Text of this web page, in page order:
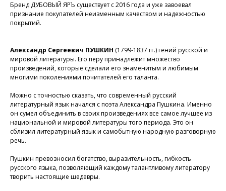
Бренд ДУБОВЫЙ ЯРЪ существует с 2016 года и уже завоевал
признание покупателей неизменным качеством и надежностью
покрытий.
Александр Сергеевич ПУШКИН (1799-1837 гг.) гений русской и
мировой литературы. Его перу принадлежит множество
произведений, которые сделали его знаменитым и любимым
многими поколениями почитателей его таланта.
Можно с точностью сказать, что современный русский
литературный язык начался с поэта Александра Пушкина. Именно
он сумел объединить в своих произведениях все самое лучшее из
национальной и мировой литературы того периода. Это он
сблизил литературный язык и самобытную народную разговорную
речь.
Пушкин превозносил богатство, выразительность, гибкость
русского языка, позволяющий каждому талантливому литератору
творить настоящие шедевры.